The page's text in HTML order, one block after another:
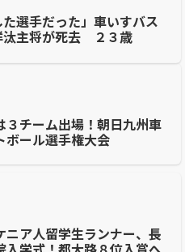
選手だった」車いすバス
汰主将が死去 ２３歳
３チーム出場！朝日九州車
ボール選手権大会
ニア人留学生ランナー、長